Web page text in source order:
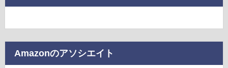
Amazonのアソシエイト